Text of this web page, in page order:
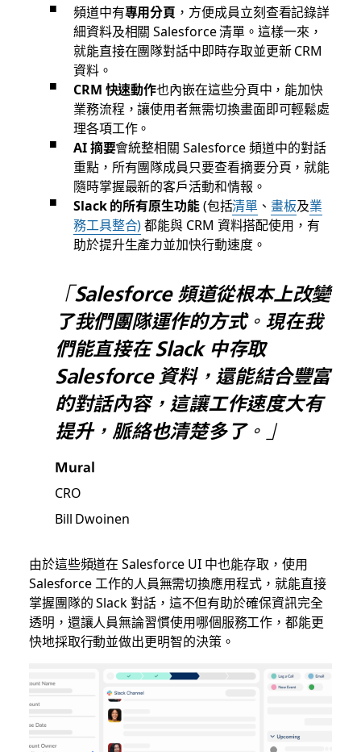
頻道中有專用分頁 ，方便成員立刻查看記錄詳
細資料及相關 Salesforce 清單。這樣一來，
就能直接在團隊對話中即時存取並更新 CRM
資料。
CRM 快速動作也內嵌在這些分頁中，能加快
業務流程，讓使用者無需切換畫面即可輕鬆處
理各項工作。
AI 摘要會統整相關 Salesforce 頻道中的對話
重點，所有團隊成員只要查看摘要分頁，就能
隨時掌握最新的客戶活動和情報。
Slack 的所有原生功能(包括清單 、畫板及業
務工具整合)都能與 CRM 資料搭配使用，有
助於提升生產力並加快行動速度。
「Salesforce 頻道從根本上改變
了我們團隊運作的方式。現在我
們能直接在 Slack 中存取
Salesforce 資料，還能結合豐富
的對話內容，這讓工作速度大有
提升，脈絡也清楚多了。」
Mural
CRO
Bill Dwoinen
由於這些頻道在 Salesforce UI 中也能存取，使用
Salesforce 工作的人員無需切換應用程式，就能直接
掌握團隊的 Slack 對話，這不但有助於確保資訊完全
透明，還讓人員無論習慣使用哪個服務工作，都能更
快地採取行動並做出更明智的決策。